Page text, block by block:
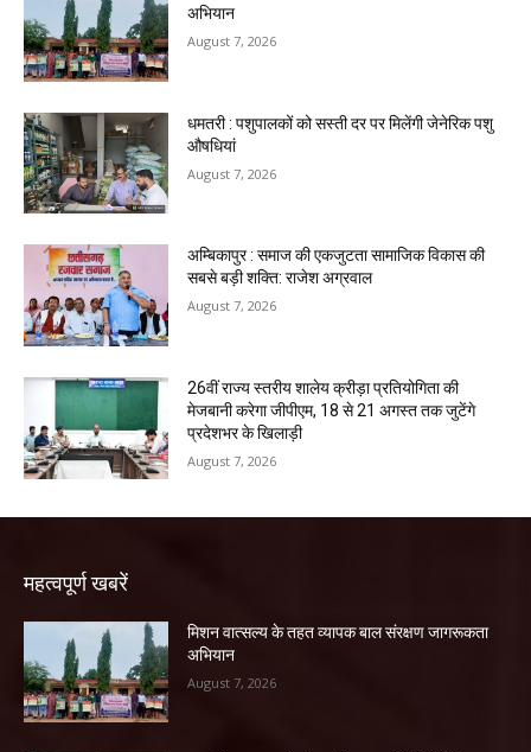
अभियान
August 7, 2026
धमतरी : पशुपालकों को सस्ती दर पर मिलेंगी जेनेरिक पशु
औषधियां
August 7, 2026
अम्बिकापुर : समाज की एकजुटता सामाजिक विकास की
सबसे बड़ी शक्ति: राजेश अग्रवाल
August 7, 2026
26वीं राज्य स्तरीय शालेय क्रीड़ा प्रतियोगिता की
मेजबानी करेगा जीपीएम, 18 से 21 अगस्त तक जुटेंगे
प्रदेशभर के खिलाड़ी
August 7, 2026
महत्वपूर्ण खबरें
मिशन वात्सल्य के तहत व्यापक बाल संरक्षण जागरूकता
अभियान
August 7, 2026